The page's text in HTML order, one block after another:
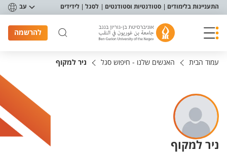
תפריט נגישות
התעניינות בלימודים סטודנטיות וסטודנטים לסגל לידידים עב
להרשמה
עמוד הבית האנשים שלנו - חיפוש סגל ניר למקוף
ניר למקוף